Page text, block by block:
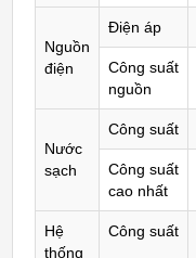
Nguồn
điện
Điện áp
Công suất
nguồn
Nước
sạch
Công suất
Công suất
cao nhất
Hệ
thống
Công suất